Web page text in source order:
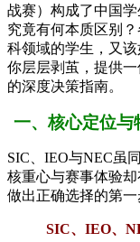
战赛）构成了中国
究竟有何本质区别
科领域的学生，又
你层层剥茧，提供
的深度决策指南。
一、核心定位与
SIC、IEO与NEC虽
核重心与赛事体验
做出正确选择的第一
SIC、IEO、